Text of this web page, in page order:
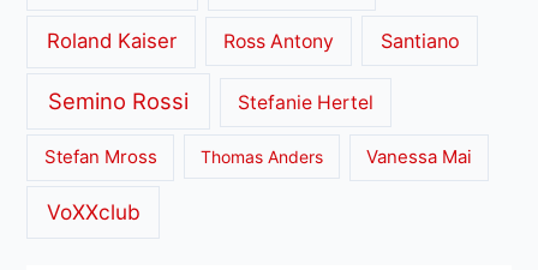
Roland Kaiser Ross Antony Santiano
Semino Rossi Stefanie Hertel
Stefan Mross Thomas Anders Vanessa Mai
VoXXclub